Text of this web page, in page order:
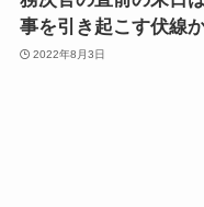
事を引き起こす伏線
2022年8月3日